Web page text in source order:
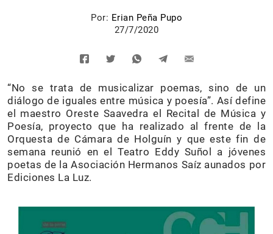
Por: Erian Peña Pupo
27/7/2020
“No se trata de musicalizar poemas, sino de un
diálogo de iguales entre música y poesía”. Así define
el maestro Oreste Saavedra el Recital de Música y
Poesía, proyecto que ha realizado al frente de la
Orquesta de Cámara de Holguín y que este fin de
semana reunió en el Teatro Eddy Suñol a jóvenes
poetas de la Asociación Hermanos Saíz aunados por
Ediciones La Luz.